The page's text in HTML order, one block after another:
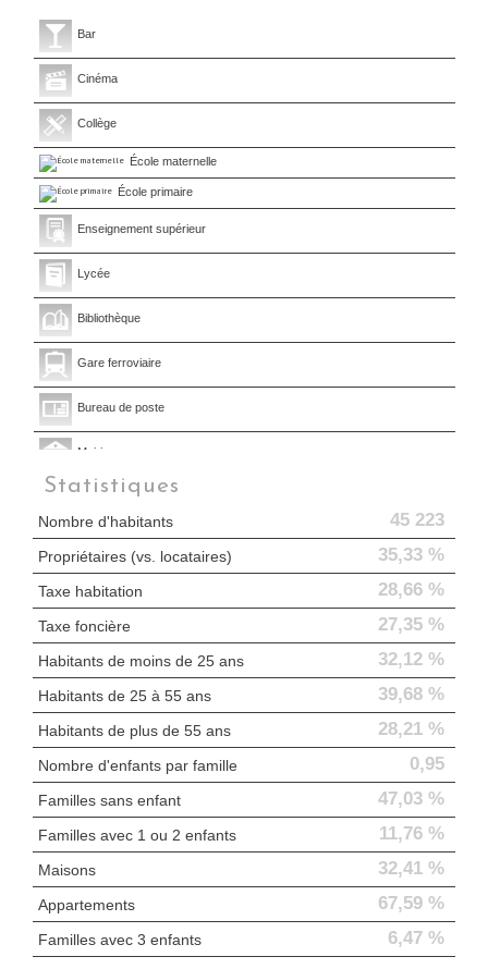
Bar
Cinéma
Collège
École maternelle
École primaire
Enseignement supérieur
Lycée
Bibliothèque
Gare ferroviaire
Bureau de poste
Mairie
Presse et Tabac
Statistiques
Nombre d'habitants 45 223
Propriétaires (vs. locataires) 35,33 %
Taxe habitation 28,66 %
Taxe foncière 27,35 %
Habitants de moins de 25 ans 32,12 %
Habitants de 25 à 55 ans 39,68 %
Habitants de plus de 55 ans 28,21 %
Nombre d'enfants par famille 0,95
Familles sans enfant 47,03 %
Familles avec 1 ou 2 enfants 11,76 %
Maisons 32,41 %
Appartements 67,59 %
Familles avec 3 enfants 6,47 %